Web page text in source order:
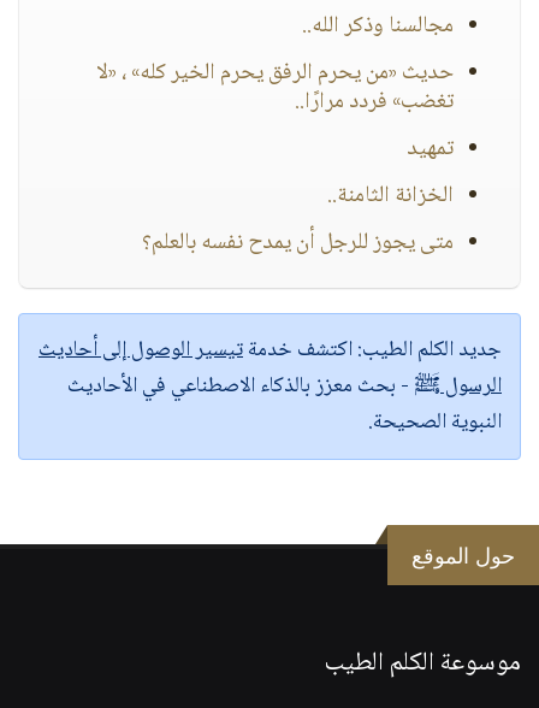
مجالسنا وذكر الله..
حديث «من يحرم الرفق يحرم الخير كله» ، «لا
تغضب» فردد مرارًا..
تمهيد
الخزانة الثامنة..
متى يجوز للرجل أن يمدح نفسه بالعلم؟
جديد الكلم الطيب:اكتشف خدمةتيسير الوصول إلى أحاديث
الرسول ﷺ - بحث معزز بالذكاء الاصطناعي في الأحاديث
النبوية الصحيحة.
حول الموقع
موسوعة الكلم الطيب